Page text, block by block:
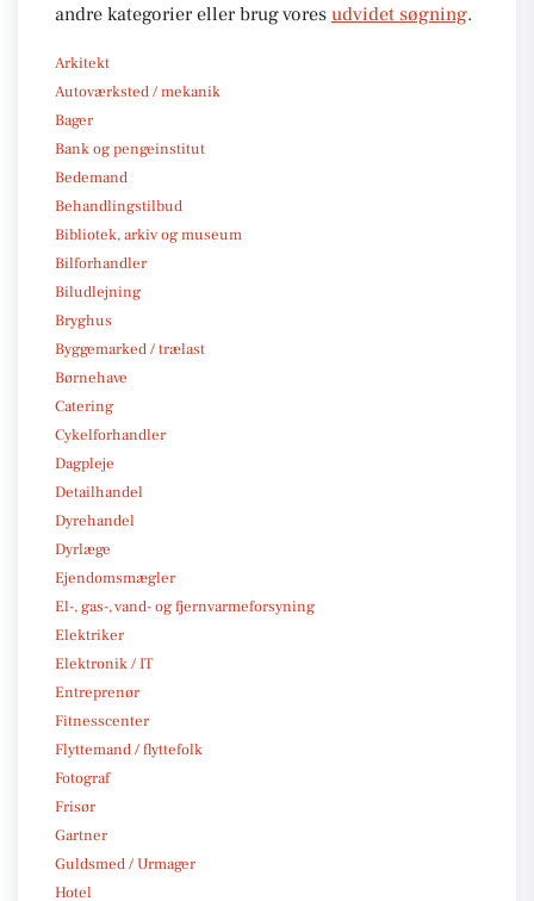
andre kategorier eller brug vores udvidet søgning.
Arkitekt
Autoværksted / mekanik
Bager
Bank og pengeinstitut
Bedemand
Behandlingstilbud
Bibliotek, arkiv og museum
Bilforhandler
Biludlejning
Bryghus
Byggemarked / trælast
Børnehave
Catering
Cykelforhandler
Dagpleje
Detailhandel
Dyrehandel
Dyrlæge
Ejendomsmægler
El-, gas-, vand- og fjernvarmeforsyning
Elektriker
Elektronik / IT
Entreprenør
Fitnesscenter
Flyttemand / flyttefolk
Fotograf
Frisør
Gartner
Guldsmed / Urmager
Hotel